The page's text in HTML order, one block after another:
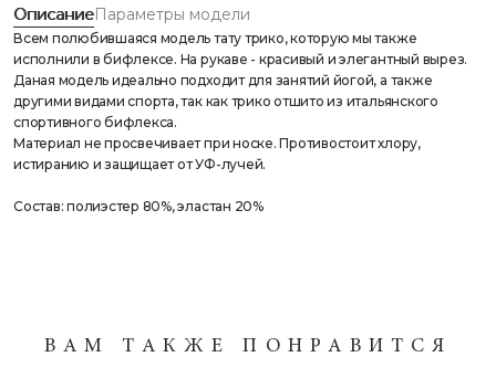
Описание
Всем полюбившаяся модель тату трико, которую мы также
исполнили в бифлексе. На рукаве - красивый и элегантный вырез.
Даная модель идеально подходит для занятий йогой, а также
другими видами спорта, так как трико отшито из итальянского
спортивного бифлекса.
Материал не просвечивает при носке. Противостоит хлору,
истиранию и защищает от УФ-лучей.
Состав: полиэстер 80%, эластан 20%
Параметры модели
ВАМ ТАКЖЕ ПОНРАВИТСЯ